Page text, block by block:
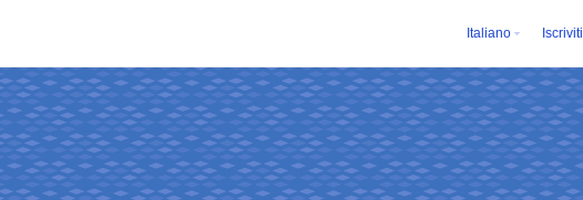
Italiano Iscriviti